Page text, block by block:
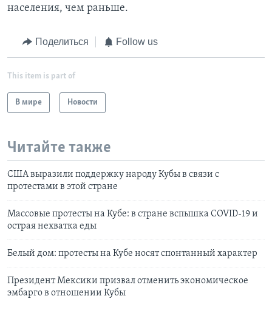
населения, чем раньше.
Поделиться Follow us
This item is part of
В мире Новости
Читайте также
США выразили поддержку народу Кубы в связи с
протестами в этой стране
Массовые протесты на Кубе: в стране вспышка COVID-19 и
острая нехватка еды
Белый дом: протесты на Кубе носят спонтанный характер
Президент Мексики призвал отменить экономическое
эмбарго в отношении Кубы